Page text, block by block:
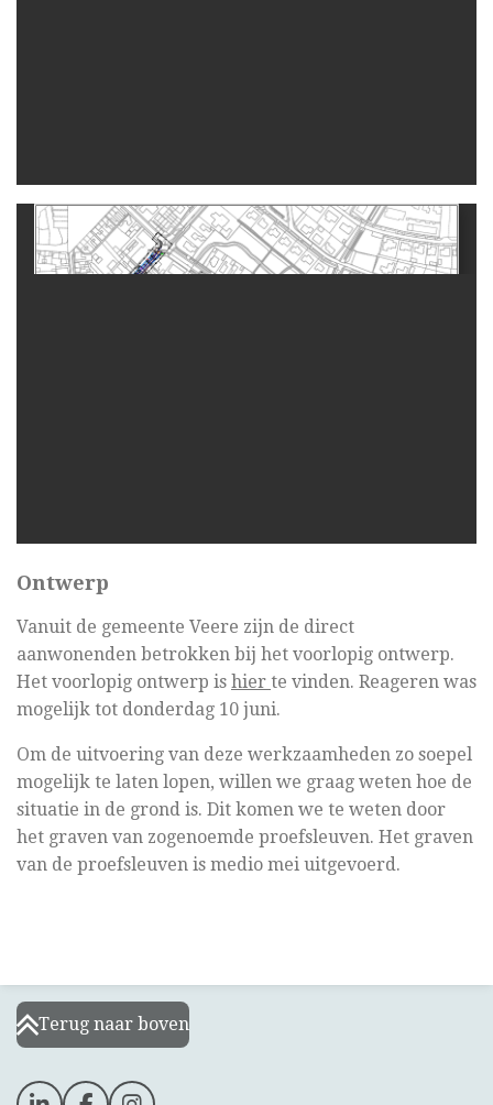
Ontwerp
Vanuit de gemeente Veere zijn de direct
aanwonenden betrokken bij het voorlopig ontwerp.
Het voorlopig ontwerp is hier te vinden. Reageren was
mogelijk tot donderdag 10 juni.
Om de uitvoering van deze werkzaamheden zo soepel
mogelijk te laten lopen, willen we graag weten hoe de
situatie in de grond is. Dit komen we te weten door
het graven van zogenoemde proefsleuven. Het graven
van de proefsleuven is medio mei uitgevoerd.
Terug naar boven